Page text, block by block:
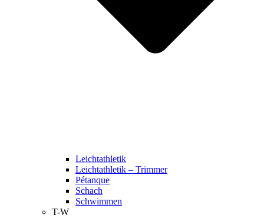
Leichtathletik
Leichtathletik – Trimmer
Pétanque
Schach
Schwimmen
T-W